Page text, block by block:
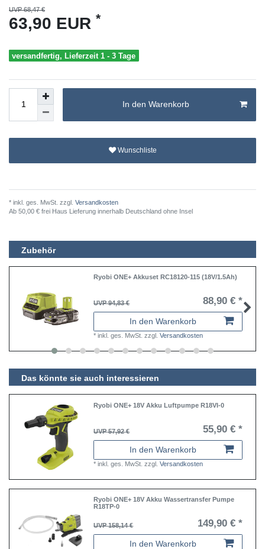
UVP 68,47 €
63,90 EUR *
versandfertig, Lieferzeit 1 - 3 Tage
In den Warenkorb
Wunschliste
* inkl. ges. MwSt. zzgl. Versandkosten
Ab 50,00 € frei Haus Lieferung innerhalb Deutschland ohne Insel
Zubehör
Ryobi ONE+ Akkuset RC18120-115 (18V/1.5Ah)
UVP 94,83 € 88,90 € *
In den Warenkorb
*inkl. ges. MwSt. zzgl.Versandkosten
Das könnte sie auch interessieren
Ryobi ONE+ 18V Akku Luftpumpe R18VI-0
UVP 57,92 € 55,90 € *
In den Warenkorb
*inkl. ges. MwSt. zzgl.Versandkosten
Ryobi ONE+ 18V Akku Wassertransfer Pumpe
R18TP-0
UVP 158,14 € 149,90 € *
In den Warenkorb